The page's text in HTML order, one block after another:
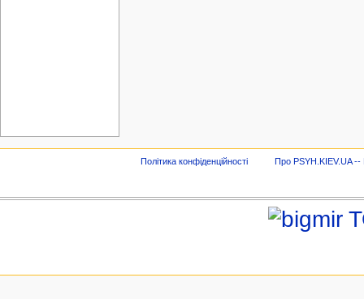
Політика конфіденційності Про PSYH.KIEV.UA --